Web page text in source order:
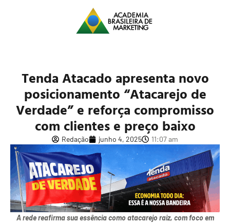
Tenda Atacado apresenta novo
posicionamento “Atacarejo de
Verdade” e reforça compromisso
com clientes e preço baixo
Redação junho 4, 2025 11:07 am
A rede reafirma sua essência como atacarejo raiz, com foco em